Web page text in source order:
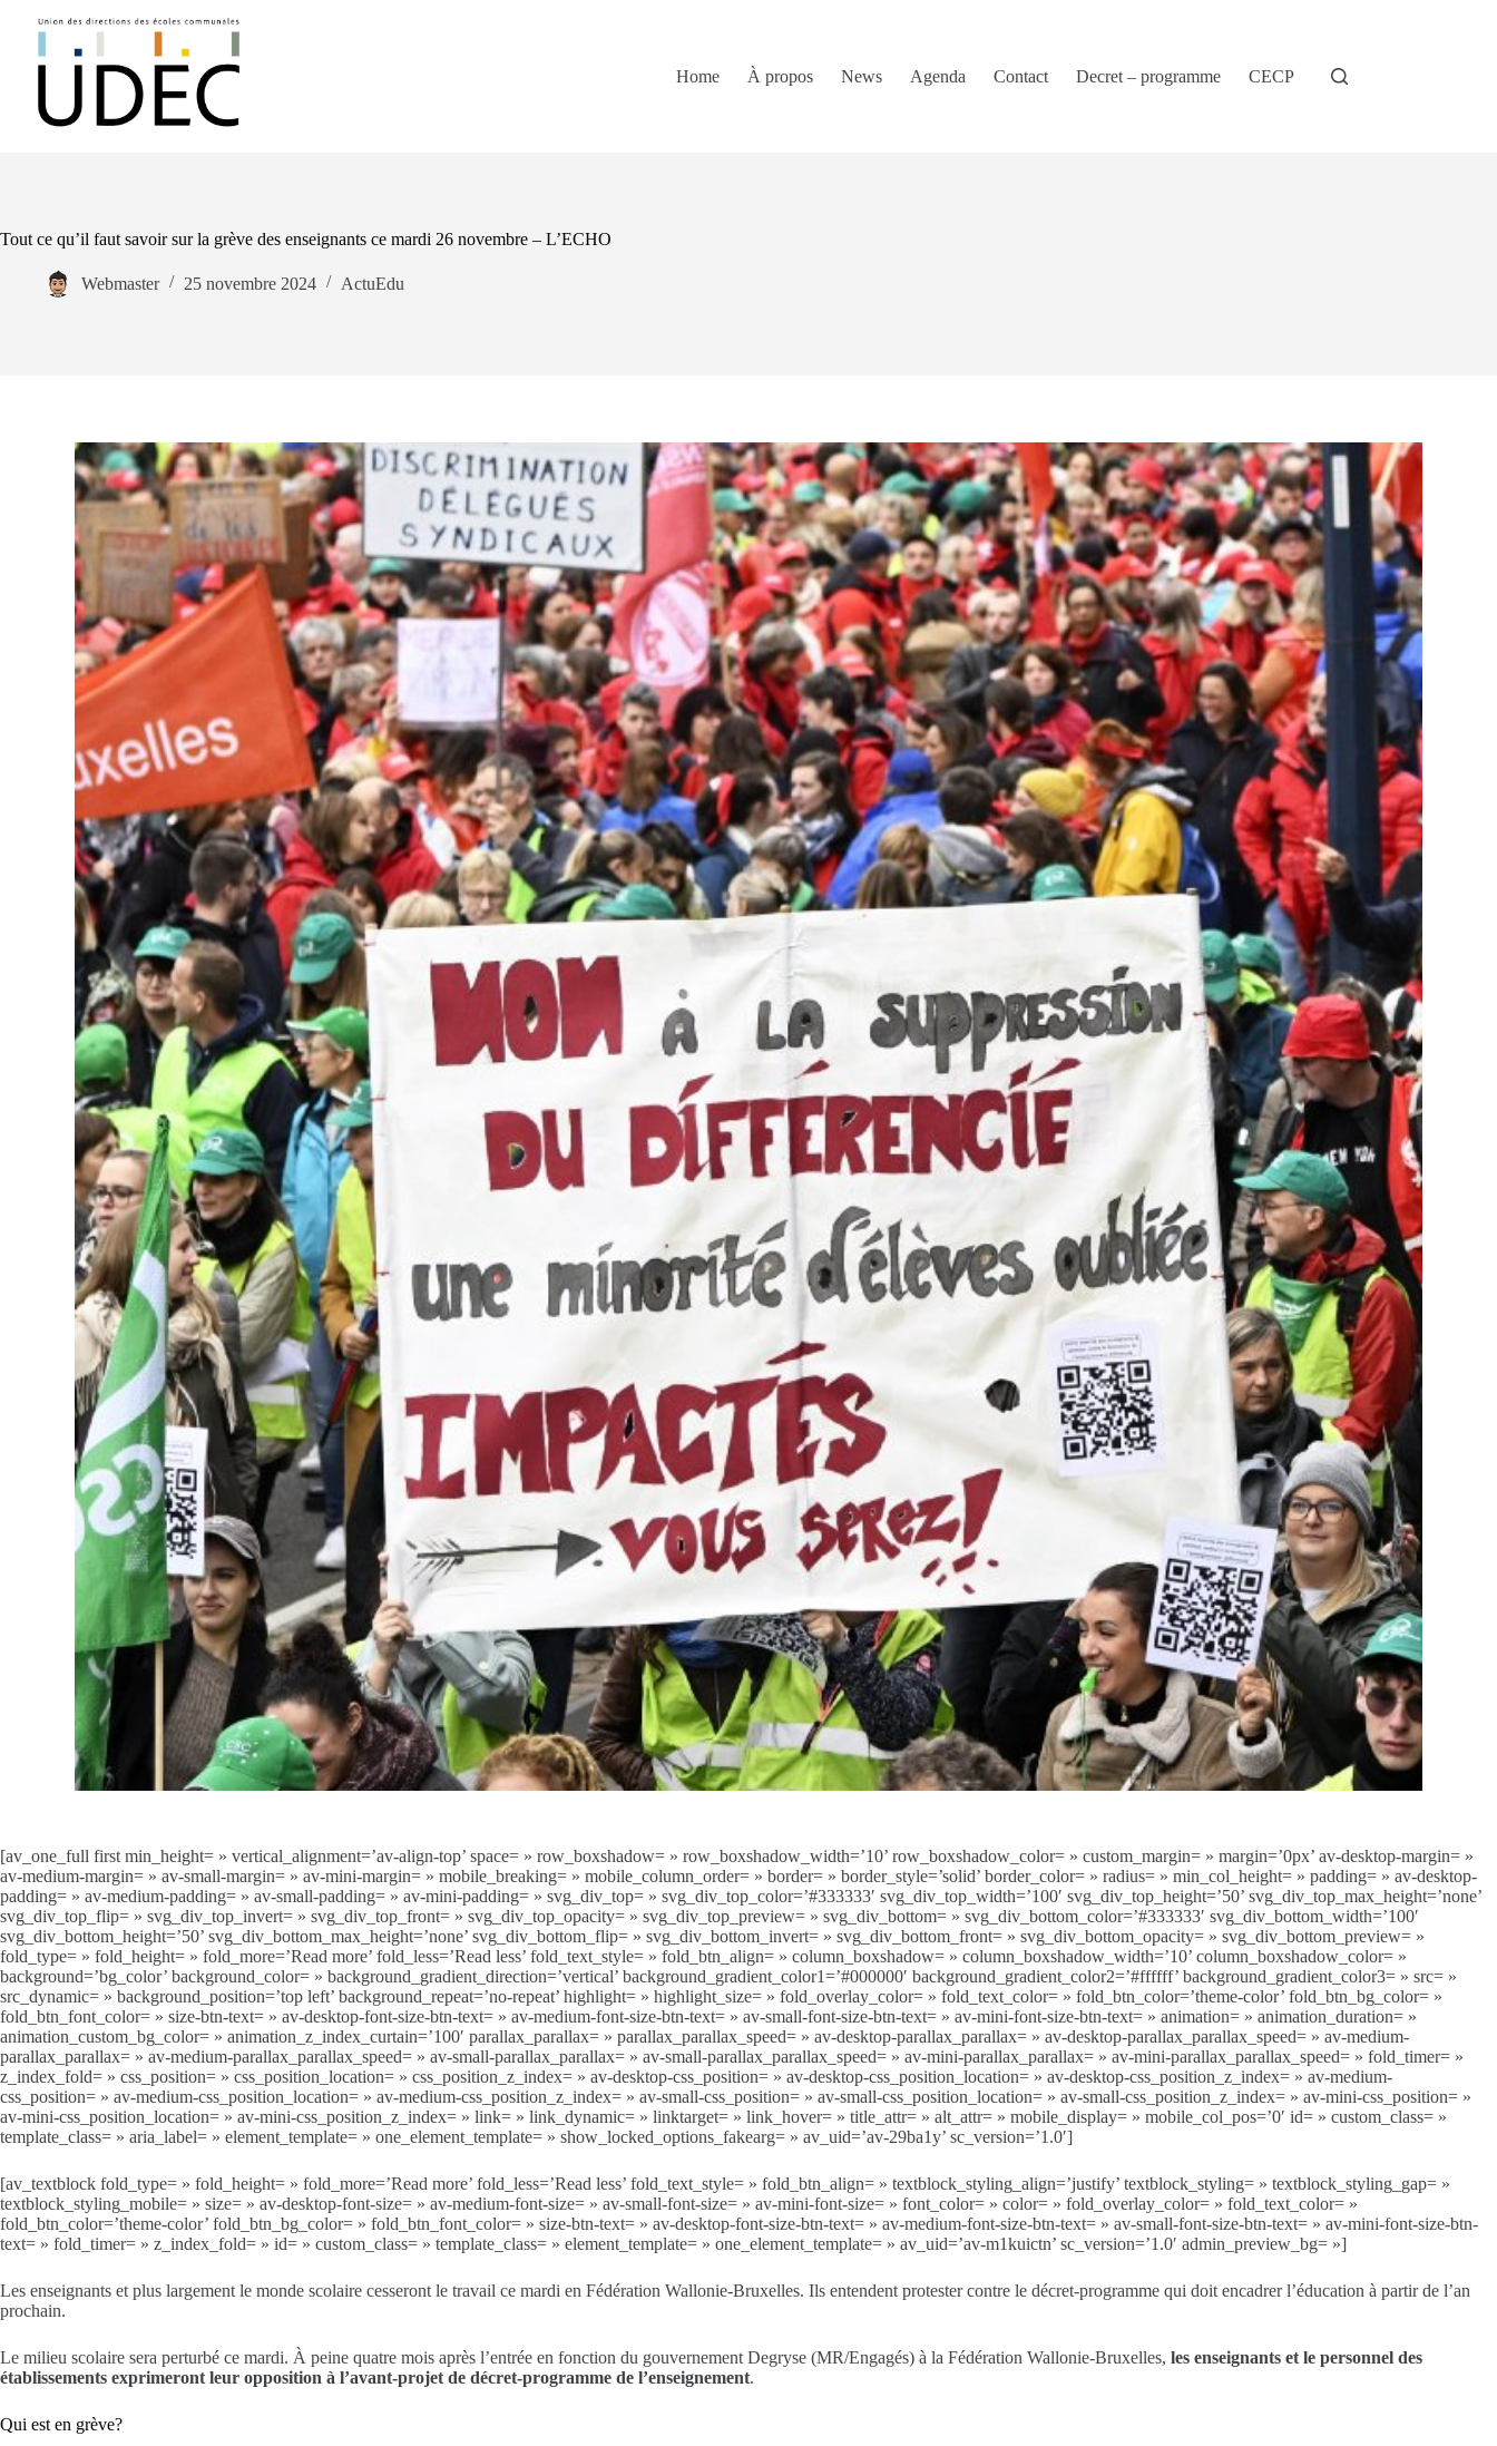
Home
À propos News Agenda Contact Decret – programme CECP
Tout ce qu’il faut savoir sur la grève des enseignants ce mardi 26 novembre – L’ECHO
Webmaster 25 novembre 2024 ActuEdu
[av_one_full first min_height= » vertical_alignment=’av-align-top’ space= » row_boxshadow= » row_boxshadow_width=’10’ row_boxshadow_color= » custom_margin= » margin=’0px’ av-desktop-margin= »
av-medium-margin= » av-small-margin= » av-mini-margin= » mobile_breaking= » mobile_column_order= » border= » border_style=’solid’ border_color= » radius= » min_col_height= » padding= » av-desktop-
padding= » av-medium-padding= » av-small-padding= » av-mini-padding= » svg_div_top= » svg_div_top_color=’#333333′ svg_div_top_width=’100′ svg_div_top_height=’50’ svg_div_top_max_height=’none’
svg_div_top_flip= » svg_div_top_invert= » svg_div_top_front= » svg_div_top_opacity= » svg_div_top_preview= » svg_div_bottom= » svg_div_bottom_color=’#333333′ svg_div_bottom_width=’100′
svg_div_bottom_height=’50’ svg_div_bottom_max_height=’none’ svg_div_bottom_flip= » svg_div_bottom_invert= » svg_div_bottom_front= » svg_div_bottom_opacity= » svg_div_bottom_preview= »
fold_type= » fold_height= » fold_more=’Read more’ fold_less=’Read less’ fold_text_style= » fold_btn_align= » column_boxshadow= » column_boxshadow_width=’10’ column_boxshadow_color= »
background=’bg_color’ background_color= » background_gradient_direction=’vertical’ background_gradient_color1=’#000000′ background_gradient_color2=’#ffffff’ background_gradient_color3= » src= »
src_dynamic= » background_position=’top left’ background_repeat=’no-repeat’ highlight= » highlight_size= » fold_overlay_color= » fold_text_color= » fold_btn_color=’theme-color’ fold_btn_bg_color= »
fold_btn_font_color= » size-btn-text= » av-desktop-font-size-btn-text= » av-medium-font-size-btn-text= » av-small-font-size-btn-text= » av-mini-font-size-btn-text= » animation= » animation_duration= »
animation_custom_bg_color= » animation_z_index_curtain=’100′ parallax_parallax= » parallax_parallax_speed= » av-desktop-parallax_parallax= » av-desktop-parallax_parallax_speed= » av-medium-
parallax_parallax= » av-medium-parallax_parallax_speed= » av-small-parallax_parallax= » av-small-parallax_parallax_speed= » av-mini-parallax_parallax= » av-mini-parallax_parallax_speed= » fold_timer= »
z_index_fold= » css_position= » css_position_location= » css_position_z_index= » av-desktop-css_position= » av-desktop-css_position_location= » av-desktop-css_position_z_index= » av-medium-
css_position= » av-medium-css_position_location= » av-medium-css_position_z_index= » av-small-css_position= » av-small-css_position_location= » av-small-css_position_z_index= » av-mini-css_position= »
av-mini-css_position_location= » av-mini-css_position_z_index= » link= » link_dynamic= » linktarget= » link_hover= » title_attr= » alt_attr= » mobile_display= » mobile_col_pos=’0′ id= » custom_class= »
template_class= » aria_label= » element_template= » one_element_template= » show_locked_options_fakearg= » av_uid=’av-29ba1y’ sc_version=’1.0′]
[av_textblock fold_type= » fold_height= » fold_more=’Read more’ fold_less=’Read less’ fold_text_style= » fold_btn_align= » textblock_styling_align=’justify’ textblock_styling= » textblock_styling_gap= »
textblock_styling_mobile= » size= » av-desktop-font-size= » av-medium-font-size= » av-small-font-size= » av-mini-font-size= » font_color= » color= » fold_overlay_color= » fold_text_color= »
fold_btn_color=’theme-color’ fold_btn_bg_color= » fold_btn_font_color= » size-btn-text= » av-desktop-font-size-btn-text= » av-medium-font-size-btn-text= » av-small-font-size-btn-text= » av-mini-font-size-btn-
text= » fold_timer= » z_index_fold= » id= » custom_class= » template_class= » element_template= » one_element_template= » av_uid=’av-m1kuictn’ sc_version=’1.0′ admin_preview_bg= »]
Les enseignants et plus largement le monde scolaire cesseront le travail ce mardi en Fédération Wallonie-Bruxelles. Ils entendent protester contre le décret-programme qui doit encadrer l’éducation à partir de l’an
prochain.
Le milieu scolaire sera perturbé ce mardi. À peine quatre mois après l’entrée en fonction du gouvernement Degryse (MR/Engagés) à la Fédération Wallonie-Bruxelles, les enseignants et le personnel des
établissements exprimeront leur opposition à l’avant-projet de décret-programme de l’enseignement.
Qui est en grève?